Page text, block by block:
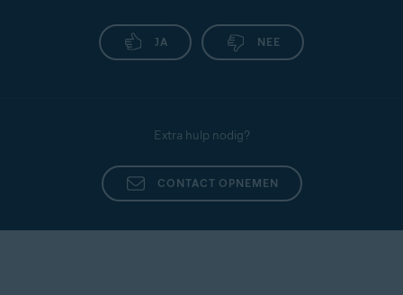
JA NEE
Extra hulp nodig?
CONTACT OPNEMEN